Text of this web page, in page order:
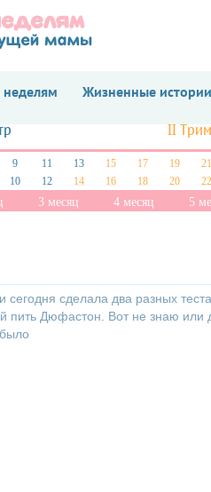
неделям Жизненные истории
II
9 11 13 15 17 19 21
10 12 14 16 18 20 22
3 месяц 4 месяц 5
сделала два разных
пить Дюфастон. Вот не знаю или